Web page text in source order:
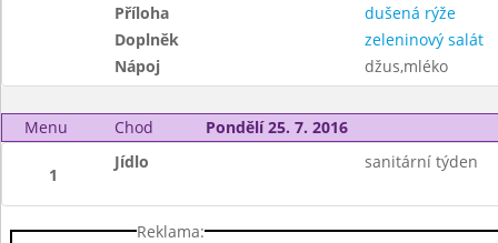
Příloha
dušená rýže
Doplněk
zeleninový salát
Nápoj
džus,mléko
Menu Chod Pondělí 25. 7. 2016
1
Jídlo sanitární týden
Reklama: